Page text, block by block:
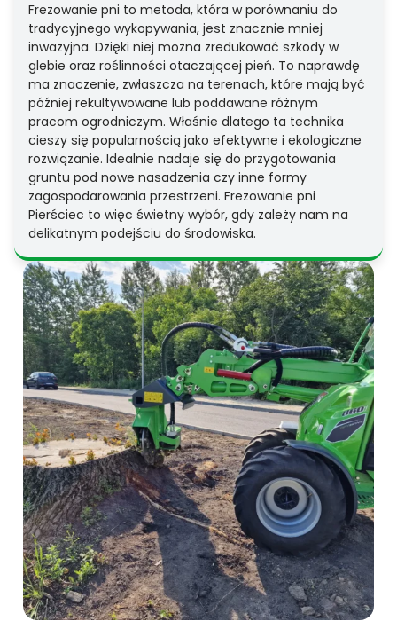
Frezowanie pni to metoda, która w porównaniu do
tradycyjnego wykopywania, jest znacznie mniej
inwazyjna. Dzięki niej można zredukować szkody w
glebie oraz roślinności otaczającej pień. To naprawdę
ma znaczenie, zwłaszcza na terenach, które mają być
później rekultywowane lub poddawane różnym
pracom ogrodniczym. Właśnie dlatego ta technika
cieszy się popularnością jako efektywne i ekologiczne
rozwiązanie. Idealnie nadaje się do przygotowania
gruntu pod nowe nasadzenia czy inne formy
zagospodarowania przestrzeni. Frezowanie pni
Pierściec to więc świetny wybór, gdy zależy nam na
delikatnym podejściu do środowiska.